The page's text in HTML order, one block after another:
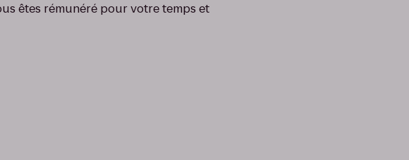
êtes rémunéré pour votre temps et